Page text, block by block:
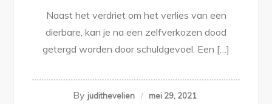
Naast het verdriet om het verlies van een
dierbare, kan je na een zelfverkozen dood
getergd worden door schuldgevoel. Een […]
By judithevelien mei 29, 2021